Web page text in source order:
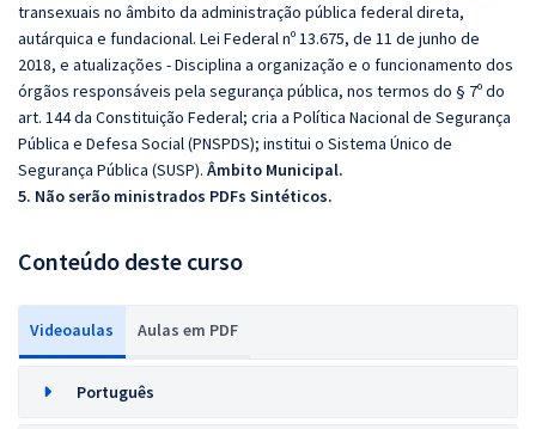
transexuais no âmbito da administração pública federal direta,
autárquica e fundacional. Lei Federal nº 13.675, de 11 de junho de
2018, e atualizações - Disciplina a organização e o funcionamento dos
órgãos responsáveis pela segurança pública, nos termos do § 7º do
art. 144 da Constituição Federal; cria a Política Nacional de Segurança
Pública e Defesa Social (PNSPDS); institui o Sistema Único de
Segurança Pública (SUSP). Âmbito Municipal.
5. Não serão ministrados PDFs Sintéticos.
Conteúdo deste curso
Videoaulas Aulas em PDF
Português